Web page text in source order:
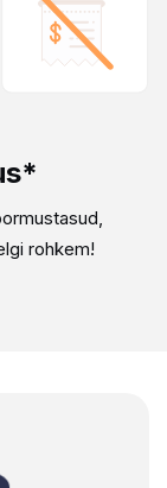
rohkem!